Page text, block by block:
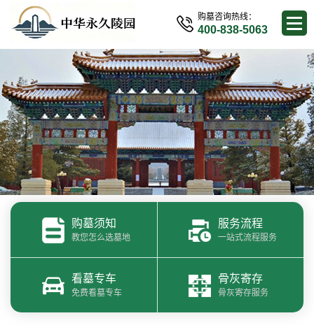
购墓咨询热线：
400-838-5063
购墓须知
教您怎么选墓地
服务流程
一站式流程服务
看墓专车
免费看墓专车
骨灰寄存
骨灰寄存服务